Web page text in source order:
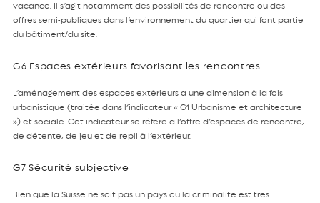
vacance. Il s’agit notamment des possibilités de rencontre ou des
offres semi-publiques dans l’environnement du quartier qui font partie
du bâtiment/du site.
G6 Espaces extérieurs favorisant les rencontres
L’aménagement des espaces extérieurs a une dimension à la fois
urbanistique (traitée dans l’indicateur « G1 Urbanisme et architecture
») et sociale. Cet indicateur se réfère à l’offre d’espaces de rencontre,
de détente, de jeu et de repli à l’extérieur.
G7 Sécurité subjective
Bien que la Suisse ne soit pas un pays où la criminalité est très